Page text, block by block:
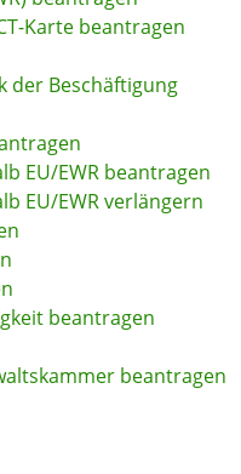
Karte beantragen
der Beschäftigung
EU/EWR beantragen
EU/EWR verlängern
beantragen
beantragen